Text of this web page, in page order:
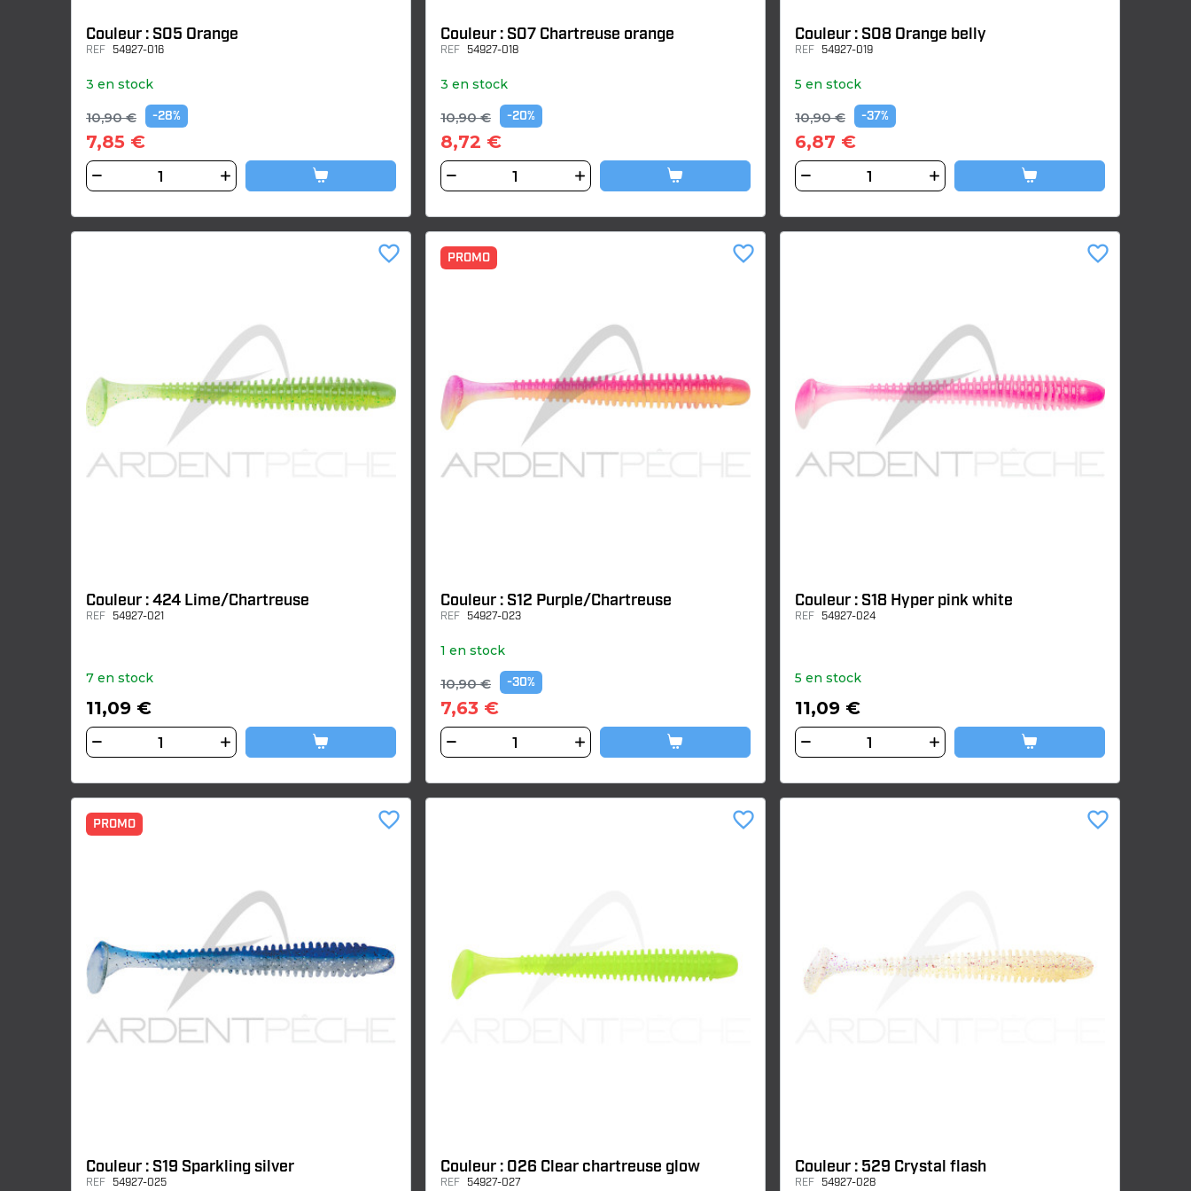
Couleur : S05 Orange
REF 54927-016
3 en stock
10,90 € -28%
7,85 €
Couleur : S07 Chartreuse orange
REF 54927-018
3 en stock
10,90 € -20%
8,72 €
Couleur : S08 Orange belly
REF 54927-019
5 en stock
10,90 € -37%
6,87 €
Couleur : 424 Lime/Chartreuse
REF 54927-021
7 en stock
11,09 €
favorite_border PROMO
Couleur : S12 Purple/Chartreuse
REF 54927-023
1 en stock
10,90 € -30%
7,63 €
favorite_border
Couleur : S18 Hyper pink white
REF 54927-024
5 en stock
11,09 €
favorite_border
PROMO
Couleur : S19 Sparkling silver
REF 54927-025
favorite_border
Couleur : 026 Clear chartreuse glow
REF 54927-027
favorite_border
Couleur : 529 Crystal flash
REF 54927-028
favorite_border